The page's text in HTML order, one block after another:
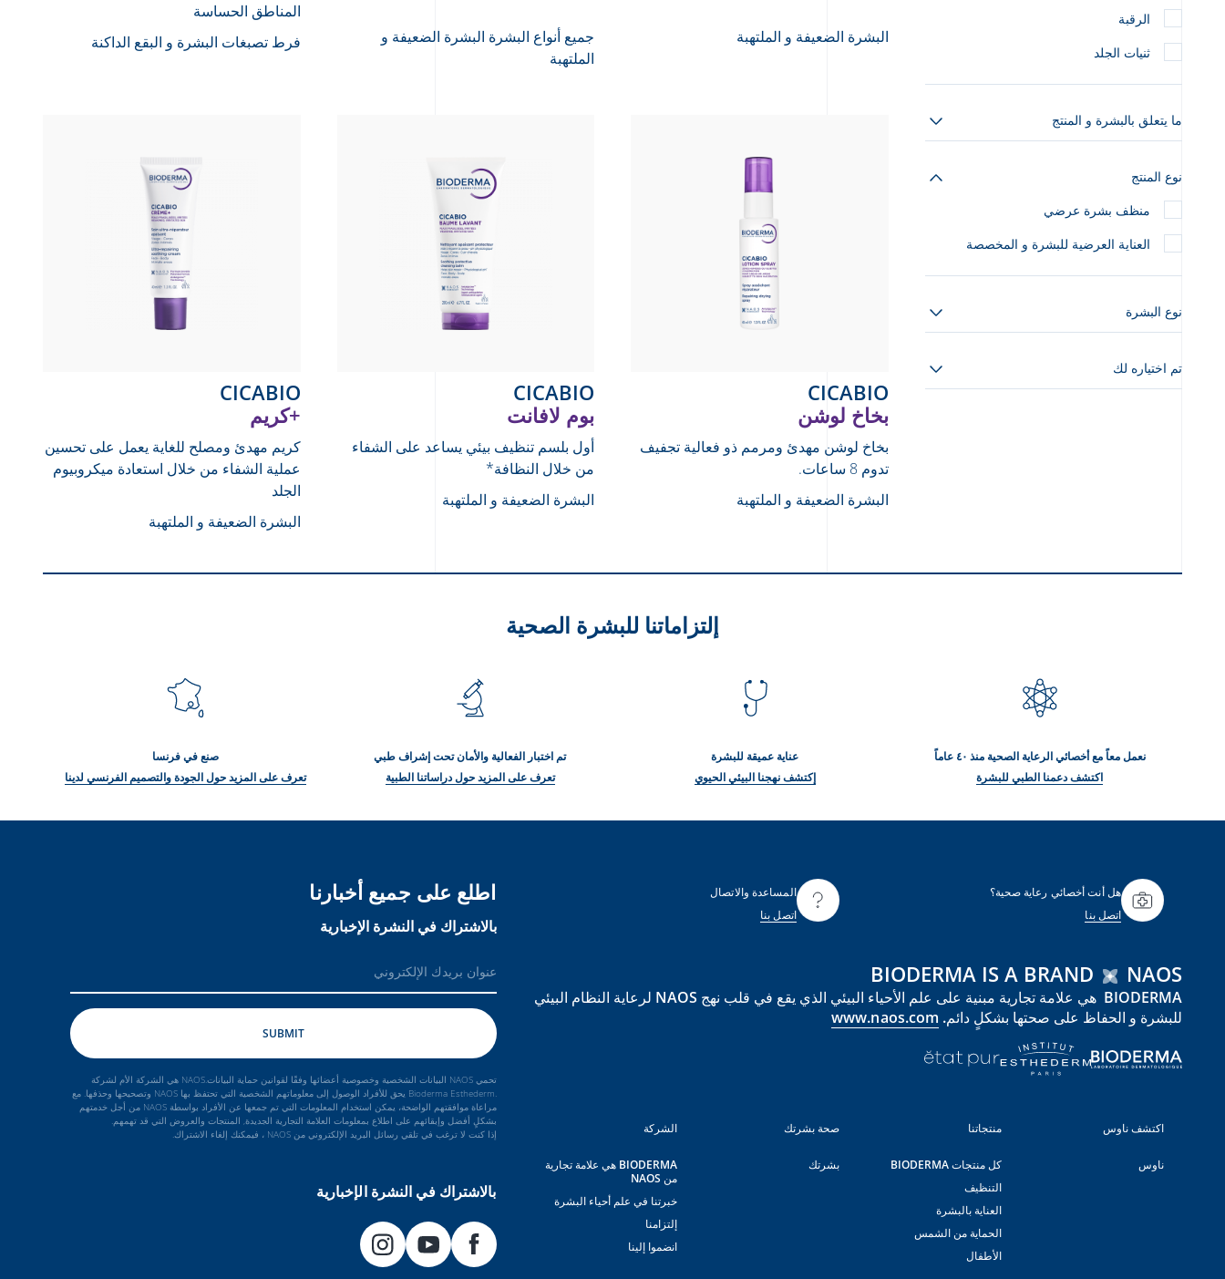
الرقبة
ثنيات الجلد
ما يتعلق بالبشرة و المنتج
نوع المنتج
منظف بشرة عرضي
العناية العرضية للبشرة و المخصصة
نوع البشرة
تم اختياره لك
البشرة الضعيفة و الملتهبة جميع أنواع البشرة البشرة الضعيفة و
الملتهبة
المناطق الحساسة
فرط تصبغات البشرة و البقع الداكنة
CICABIO
بخاخ لوشن
بخاخ لوشن مهدئ ومرمم ذو فعالية تجفيف
تدوم 8 ساعات.
البشرة الضعيفة و الملتهبة
CICABIO
بوم لافانت
أول بلسم تنظيف بيئي يساعد على الشفاء
من خلال النظافة*
البشرة الضعيفة و الملتهبة
CICABIO
كريم+
كريم مهدئ ومصلح للغاية يعمل على تحسين
عملية الشفاء من خلال استعادة ميكروبيوم
الجلد
البشرة الضعيفة و الملتهبة
إلتزاماتنا للبشرة الصحية
نعمل معاً مع أخصائي الرعاية الصحية منذ ٤٠ عاماً
اكتشف دعمنا الطبي للبشرة
عناية عميقة للبشرة
إكتشف نهجنا البيئي الحيوي
تم اختبار الفعالية والأمان تحت إشراف طبي
تعرف على المزيد حول دراساتنا الطبية
صنع في فرنسا
تعرف على المزيد حول الجودة والتصميم الفرنسي لدينا
هل أنت أخصائي رعاية صحية؟
اتصل بنا
المساعدة والاتصال
اتصل بنا
اطلع على جميع أخبارنا
بالاشتراك في النشرة الإخبارية
تحمي NAOS البيانات الشخصية وخصوصية أعضائها وفقًا لقوانين حماية البيانات.NAOS هي الشركة الأم لشركة
.Bioderma Esthederm يحق للأفراد الوصول إلى معلوماتهم الشخصية التي تحتفظ بها NAOS وتصحيحها وحذفها. مع
مراعاة موافقتهم الواضحة، يمكن استخدام المعلومات التي تم جمعها عن الأفراد بواسطة NAOS من أجل خدمتهم
بشكلٍ أفضل وإبقائهم على اطلاع بمعلومات العلامة التجارية الجديدة, المنتجات والعروض التي قد تهمهم.
إذا كنت لا ترغب في تلقي رسائل البريد الإلكتروني من NAOS ، فيمكنك إلغاء الاشتراك.
بالاشتراك في النشرة الإخبارية
BIODERMA IS A BRAND NAOS
BIODERMA هي علامة تجارية مبنية على علم الأحياء البيئي الذي يقع في قلب نهج NAOS لرعاية النظام البيئي
للبشرة و الحفاظ على صحتها بشكلٍ دائم. www.naos.com
اكتشف ناوس
ناوس
منتجاتنا
كل منتجات BIODERMA
التنظيف
العناية بالبشرة
الحماية من الشمس
الأطفال
صحة بشرتك
بشرتك
الشركة
BIODERMA هي علامة تجارية
من NAOS
خبرتنا في علم أحياء البشرة
إلتزامنا
انضموا إلينا